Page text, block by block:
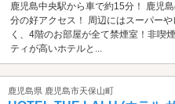
鹿児島中央駅から車で約15分！ 鹿児
分の好アクセス！ 周辺にはスーパー
く、4階のお部屋が全て禁煙室！非喫
ティが高いホテルと...
鹿児島県 鹿児島市天保山町